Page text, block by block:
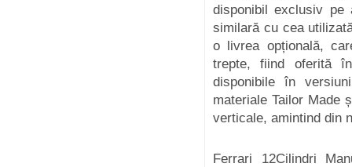
disponibil exclusiv pe
similară cu cea
o livrea opțională,
trepte, fiind oferită
disponibile în
materiale Tailor Made
verticale, amintind din
Ferrari 12Cilindri